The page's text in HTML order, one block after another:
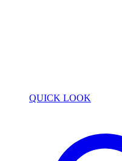
QUICK LOOK